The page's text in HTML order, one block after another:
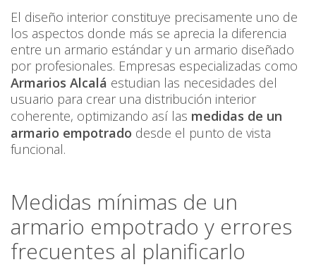
El diseño interior constituye precisamente uno de
los aspectos donde más se aprecia la diferencia
entre un armario estándar y un armario diseñado
por profesionales. Empresas especializadas como
Armarios Alcalá estudian las necesidades del
usuario para crear una distribución interior
coherente, optimizando así las medidas de un
armario empotrado desde el punto de vista
funcional.
Medidas mínimas de un
armario empotrado y errores
frecuentes al planificarlo